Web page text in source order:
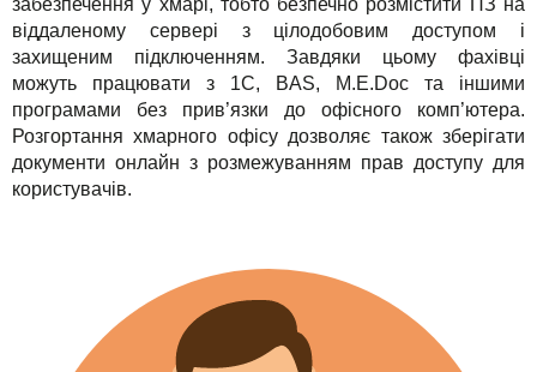
віддаленому сервері з цілодобовим доступом і
захищеним підключенням. Завдяки цьому фахівці
можуть працювати з 1С, BAS, M.E.Doc та іншими
програмами без прив’язки до офісного комп’ютера.
Розгортання хмарного офісу дозволяє також зберігати
документи онлайн з розмежуванням прав доступу для
користувачів.